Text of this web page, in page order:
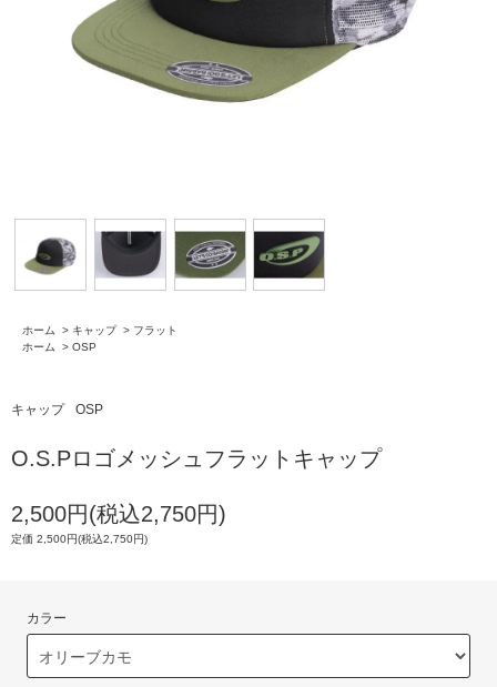
ホーム > キャップ > フラット
ホーム
> OSP
キャップ OSP
O.S.Pロゴメッシュフラットキャップ
2,500円(税込2,750円)
定価 2,500円(税込2,750円)
カラー